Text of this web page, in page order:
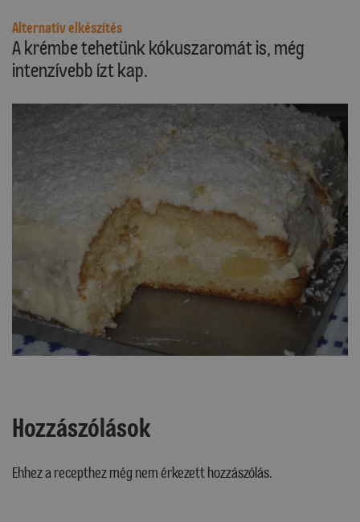
Alternatív elkészítés
A krémbe tehetünk kókuszaromát is, még
intenzívebb ízt kap.
Hozzászólások
Ehhez a recepthez még nem érkezett hozzászólás.